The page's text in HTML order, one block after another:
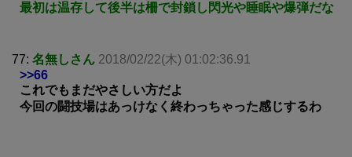
最初は温存して後半は柵で封鎖し閃光や睡眠や爆弾だな
77: 名無しさん 2018/02/22(木) 01:02:36.91
>>66
これでもまだやさしい方だよ
今回の闘技場はあっけなく終わっちゃった感じするわ